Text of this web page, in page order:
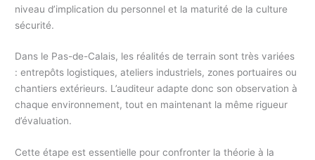
niveau d’implication du personnel et la maturité de la culture
sécurité.
Dans le Pas-de-Calais, les réalités de terrain sont très variées
: entrepôts logistiques, ateliers industriels, zones portuaires ou
chantiers extérieurs. L’auditeur adapte donc son observation à
chaque environnement, tout en maintenant la même rigueur
d’évaluation.
Cette étape est essentielle pour confronter la théorie à la